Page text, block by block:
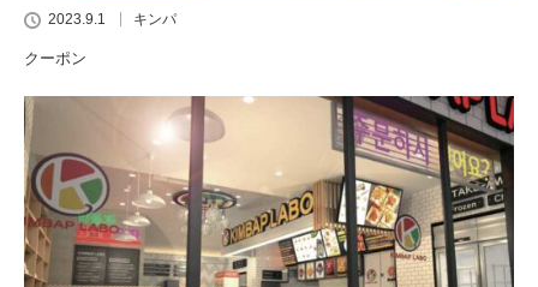
2023.9.1 キンパ
クーポン